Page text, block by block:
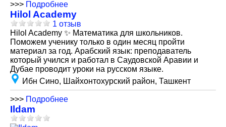
>>> Подробнее
Hilol Academy
1 отзыв
Hilol Academy ✨ Математика для школьников.
Поможем ученику только в один месяц пройти
материал за год. Арабский язык: преподаватель
который учился и работал в Саудовской Аравии и
Дубае проводит уроки на русском языке.
Ибн Сино, Шайхонтохурский район, Ташкент
>>> Подробнее
Ildam